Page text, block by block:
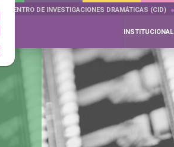
CENTRO DE INVESTIGACIONES DRAMÁTICAS (CID)
INSTITUCIONAL